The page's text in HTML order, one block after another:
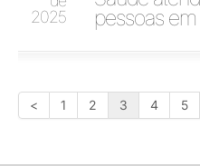
2025
pessoas
< 1 2 3 4 5